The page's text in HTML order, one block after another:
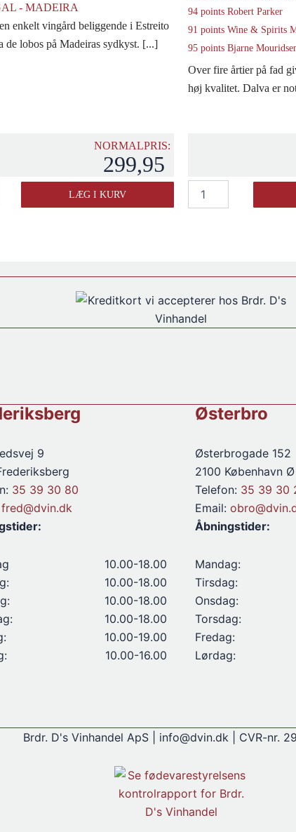
- MADEIRA
enkelt vingård beliggende i Estreito
de lobos på Madeiras sydkyst. [...]
NORMALPRIS:
299,95
LÆG I KURV
94 points Robert Parker
91 points Wine & Spirits
95 points Bjarne
Over fire årtier på fad
høj kvalitet. Dalva er
Colheita
9
35 39 30 80
fred@dvin.dk
10.00-18.00
10.00-18.00
10.00-18.00
10.00-18.00
10.00-19.00
10.00-16.00
Østerbro
Østerbrogade 152
2100 København Ø
Telefon: 35 39 30
Email:
Åbningstider:
Mandag:
Tirsdag:
Onsdag:
Torsdag:
Fredag:
Lørdag:
Brdr. D's Vinhandel ApS | info@dvin.dk | CVR-nr.